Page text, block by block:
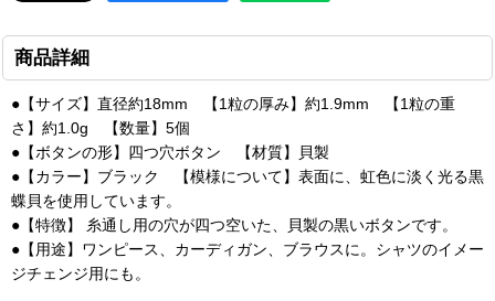
商品詳細
●【サイズ】直径約18mm 【1粒の厚み】約1.9mm 【1粒の重
さ】約1.0g 【数量】5個
●【ボタンの形】四つ穴ボタン 【材質】貝製
●【カラー】ブラック 【模様について】表面に、虹色に淡く光る黒
蝶貝を使用しています。
●【特徴】 糸通し用の穴が四つ空いた、貝製の黒いボタンです。
●【用途】ワンピース、カーディガン、ブラウスに。シャツのイメー
ジチェンジ用にも。